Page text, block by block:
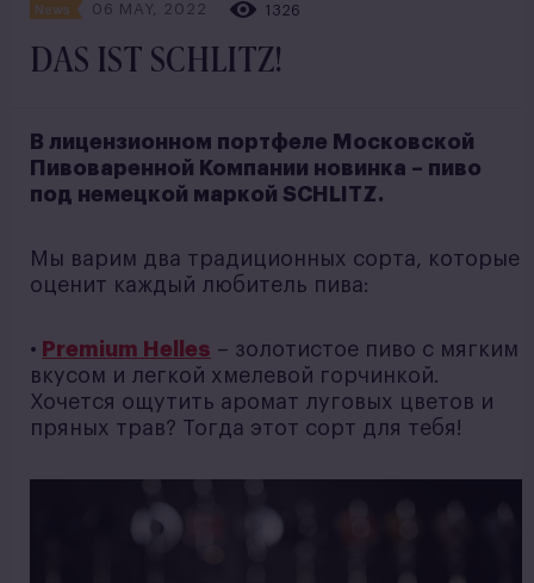
News 06 MAY, 2022 1326
DAS IST SCHLITZ!
В лицензионном портфеле Московской
Пивоваренной Компании новинка – пиво
под немецкой маркой SCHLITZ.
Мы варим два традиционных сорта, которые
оценит каждый любитель пива:
• Premium Helles – золотистое пиво с мягким
вкусом и легкой хмелевой горчинкой.
Хочется ощутить аромат луговых цветов и
пряных трав? Тогда этот сорт для тебя!